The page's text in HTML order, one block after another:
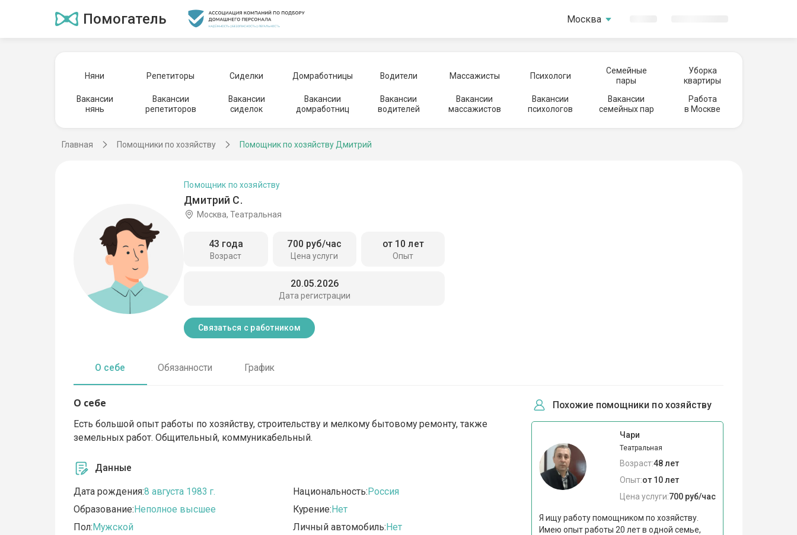
Помогатель Москва
Няни Репетиторы Сиделки Домработницы Водители Массажисты Психологи
Семейные
пары
Уборка
квартиры
Вакансии
нянь
Вакансии
репетиторов
Вакансии
сиделок
Вакансии
домработниц
Вакансии
водителей
Вакансии
массажистов
Вакансии
психологов
Вакансии
семейных пар
Работа
в Москве
Главная Помощники по хозяйству Помощник по хозяйству Дмитрий
Дмитрий С.
Помощник по хозяйству
Москва, Театральная
Возраст
43 года
Цена услуги
700 руб/час
Опыт
от 10 лет
Дата регистрации
20.05.2026
Связаться с работником
О себе Обязанности График
О себе
Есть большой опыт работы по хозяйству, строительству и мелкому бытовому ремонту, также
земельных работ. Общительный, коммуникабельный.
Данные
Дата рождения:8 августа 1983 г.
Образование:Неполное высшее
Пол:Мужской
Национальность:Россия
Курение:Нет
Личный автомобиль:Нет
Похожие помощники по хозяйству
Чари
Театральная
Возраст:48 лет
Опыт:от 10 лет
Цена услуги:700 руб/час
Я ищу работу помощником по хозяйству.
Имею опыт работы 20 лет в одной семье,